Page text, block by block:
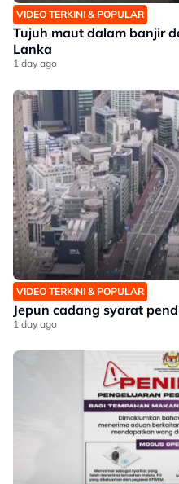
VIDEO TERKINI & POPULAR
Tujuh maut dalam banjir
Lanka
1 day ago
VIDEO TERKINI & POPULAR
Jepun cadang syarat
1 day ago